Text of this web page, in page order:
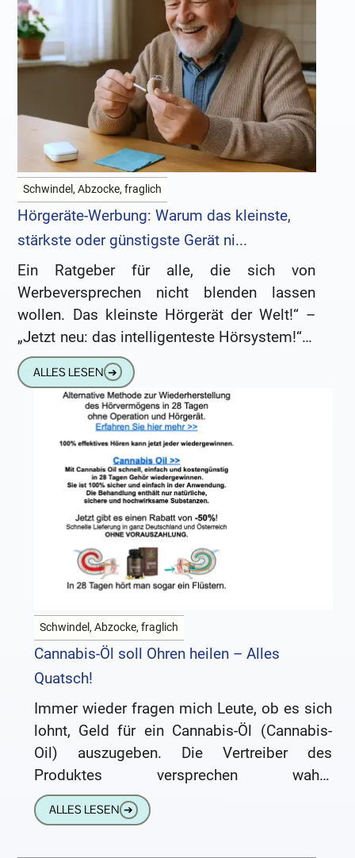
Schwindel, Abzocke, fraglich
Hörgeräte-Werbung: Warum das kleinste,
stärkste oder günstigste Gerät ni...
Ein Ratgeber für alle, die sich von
Werbeversprechen nicht blenden lassen
wollen. Das kleinste Hörgerät der Welt!“ –
„Jetzt neu: das intelligenteste Hörsystem!“ –
„Nur heute: unschlagbar günstig!“ So oder
ALLES LESEN ➔
Schwindel, Abzocke, fraglich
Cannabis-Öl soll Ohren heilen – Alles
Quatsch!
Immer wieder fragen mich Leute, ob es sich
lohnt, Geld für ein Cannabis-Öl (Cannabis-
Oil) auszugeben. Die Vertreiber des
Produktes versprechen wahre
Wunderwirkungen für das Gehör. Nach 28
Tagen soll man
ALLES LESEN ➔